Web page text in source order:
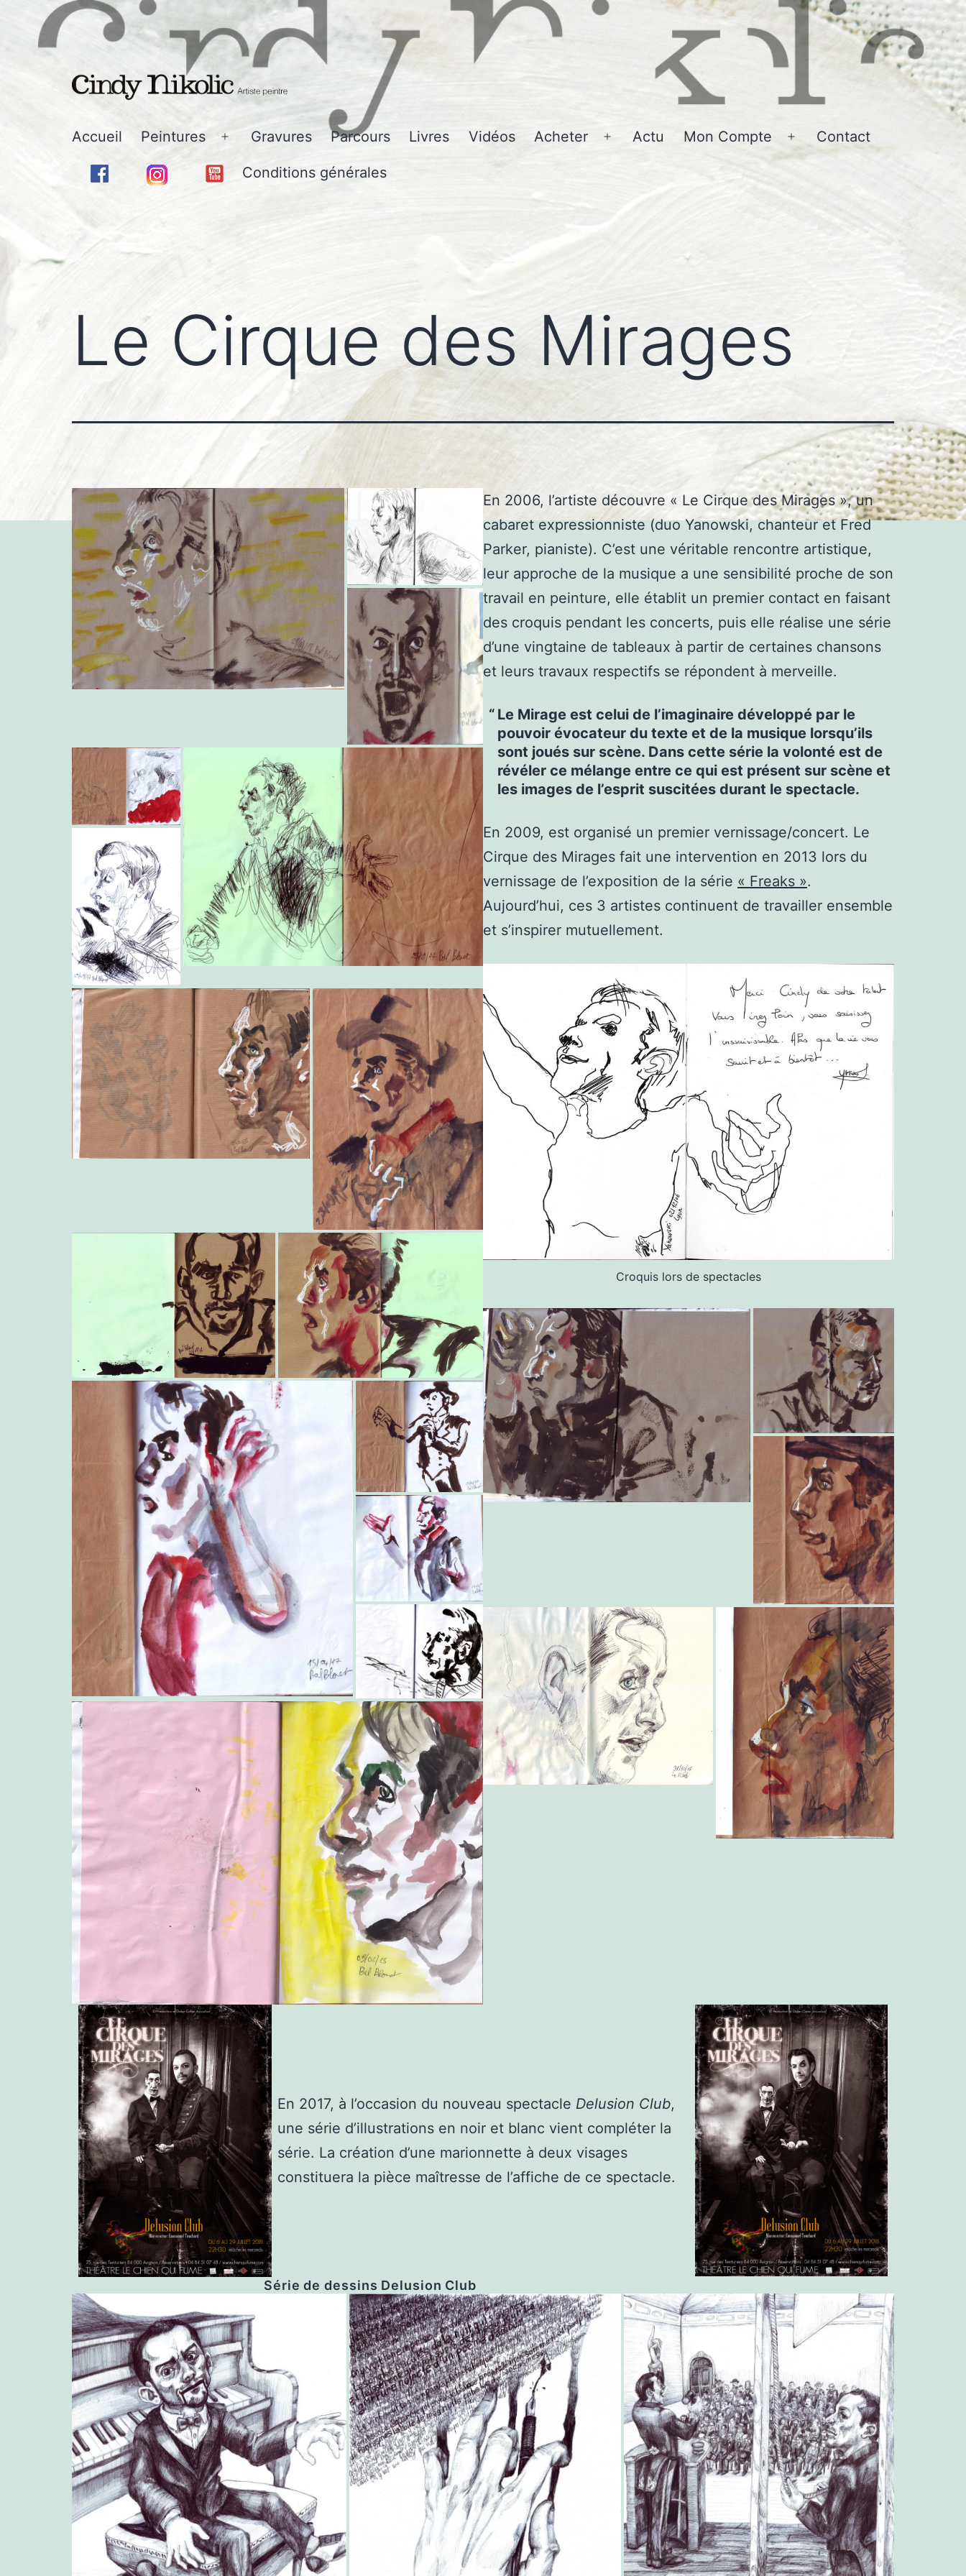
contenu
Cindy
Accueil Peintures
Ouvrir
Gravures Parcours Livres Vidéos Acheter
Ouvrir
Actu Mon Compte
Ouvrir
Contact
Conditions générales
Le Cirque des Mirages
En 2006, l’artiste découvre « Le Cirque des Mirages », un
cabaret expressionniste (duo Yanowski, chanteur et Fred
Parker, pianiste). C’est une véritable rencontre artistique,
leur approche de la musique a une sensibilité proche de son
travail en peinture, elle établit un premier contact en faisant
des croquis pendant les concerts, puis elle réalise une série
d’une vingtaine de tableaux à partir de certaines chansons
et leurs travaux respectifs se répondent à merveille.
Le Mirage est celui de l’imaginaire développé par le
pouvoir évocateur du texte et de la musique lorsqu’ils
sont joués sur scène. Dans cette série la volonté est de
révéler ce mélange entre ce qui est présent sur scène et
les images de l’esprit suscitées durant le spectacle.
En 2009, est organisé un premier vernissage/concert. Le
Cirque des Mirages fait une intervention en 2013 lors du
vernissage de l’exposition de la série « Freaks ».
Aujourd’hui, ces 3 artistes continuent de travailler ensemble
et s’inspirer mutuellement.
Croquis lors de spectacles
En 2017, à l’occasion du nouveau spectacle Delusion Club,
une série d’illustrations en noir et blanc vient compléter la
série. La création d’une marionnette à deux visages
constituera la pièce maîtresse de l’affiche de ce spectacle.
Série de dessins Delusion Club